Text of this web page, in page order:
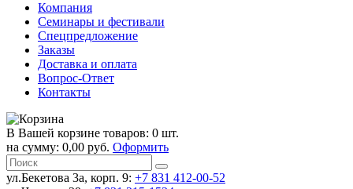
Компания
Семинары и фестивали
Спецпредложение
Заказы
Доставка и оплата
Вопрос-Ответ
Контакты
В Вашей корзине товаров: 0 шт.
на сумму: 0,00 руб. Оформить
ул.Бекетова 3а, корп. 9: +7 831 412-00-52